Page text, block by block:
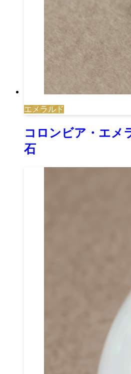
エメラルド
コロンビア・エメ
石